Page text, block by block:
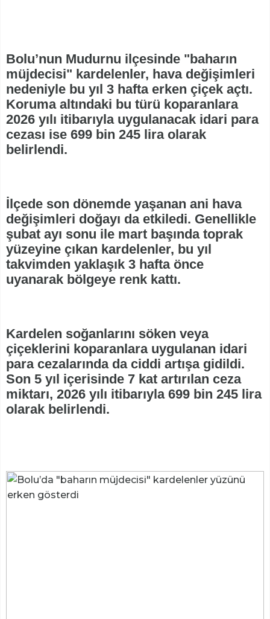
Bolu’nun Mudurnu ilçesinde "baharın
müjdecisi" kardelenler, hava değişimleri
nedeniyle bu yıl 3 hafta erken çiçek açtı.
Koruma altındaki bu türü koparanlara
2026 yılı itibarıyla uygulanacak idari para
cezası ise 699 bin 245 lira olarak
belirlendi.
İlçede son dönemde yaşanan ani hava
değişimleri doğayı da etkiledi. Genellikle
şubat ayı sonu ile mart başında toprak
yüzeyine çıkan kardelenler, bu yıl
takvimden yaklaşık 3 hafta önce
uyanarak bölgeye renk kattı.
Kardelen soğanlarını söken veya
çiçeklerini koparanlara uygulanan idari
para cezalarında da ciddi artışa gidildi.
Son 5 yıl içerisinde 7 kat artırılan ceza
miktarı, 2026 yılı itibarıyla 699 bin 245 lira
olarak belirlendi.